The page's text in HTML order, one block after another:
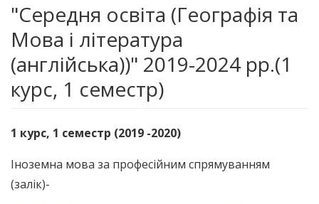
"Середня освіта (Географія та
Мова і література
(англійська))" 2019-2024 рр.(1
курс, 1 семестр)
1 курс, 1 семестр (2019 -2020)
Іноземна мова за професійним спрямуванням
(залік)-